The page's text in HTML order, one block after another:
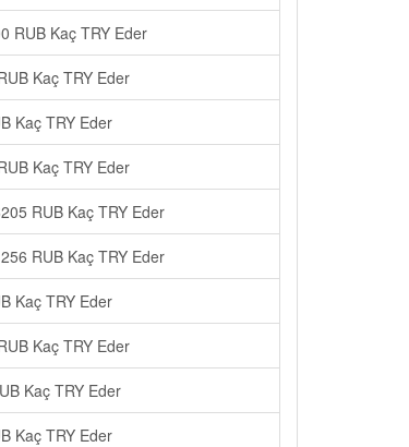
RUB Kaç TRY Eder
Kaç TRY Eder
Kaç TRY Eder
Kaç TRY Eder
RUB Kaç TRY Eder
RUB Kaç TRY Eder
Kaç TRY Eder
Kaç TRY Eder
Kaç TRY Eder
Kaç TRY Eder